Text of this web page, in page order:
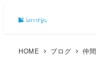
HOME ブログ 仲間